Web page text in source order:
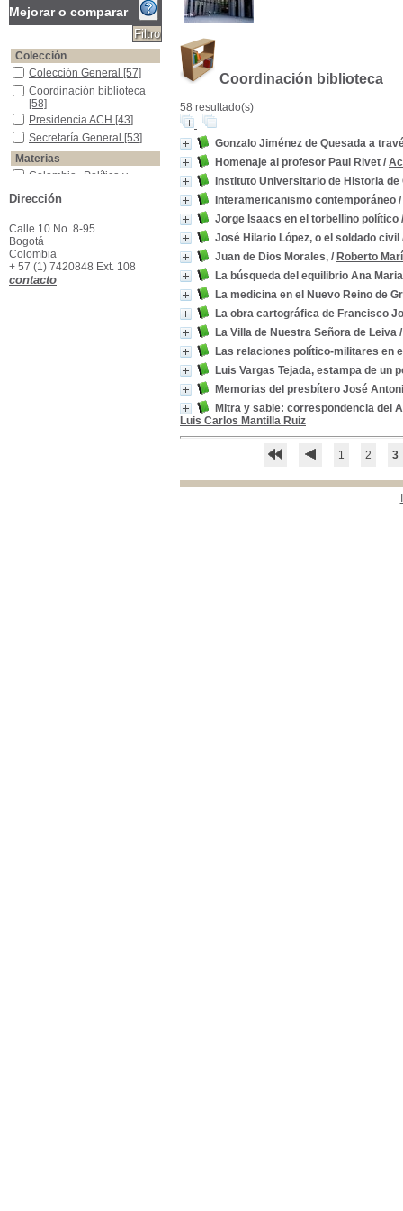
Coordinación biblioteca
58 resultado(s)
Gonzalo Jiménez de Quesada a
Homenaje al profesor Paul Rivet /
Instituto Universitario de Historia
Interamericanismo contemporáneo /
Jorge Isaacs en el torbellino político
José Hilario López, o el soldado civil
Juan de Dios Morales, / Roberto
La búsqueda del equilibrio Ana
La medicina en el Nuevo Reino de
La obra cartográfica de Francisco
La Villa de Nuestra Señora de Leiva
Las relaciones político-militares en
Luis Vargas Tejada, estampa de un
Memorias del presbítero José
Mitra y sable: correspondencia del
Luis Carlos Mantilla Ruiz
1 2 3
Mejorar o comparar
Colección
Colección General
Colección General [57]
Coordinación biblioteca
Coordinación biblioteca
[58]
Presidencia ACH
Presidencia ACH [43]
Secretaría General
Secretaría General [53]
Materias
Colombia--Política y gobierno--Siglo XIX
Colombia--Política y
Colombia -Historia -Guerra de Independencia--1810-1819
Colombia -Historia -
-1810-1819[4]
Colombia--Historia
Colombia--Historia
Colombia - Historia- Independencia
Colombia - Historia-
Independencia
Arango Vélez, Carlos (1897-1974)--Discursos
Autores colombianos -Crítica e interpretación
Biografia--Còrdova,Josè Marìa, 1799-1829
Dirección
Calle 10 No. 8-95
Bogotá
Colombia
+ 57 (1) 7420848 Ext. 108
contacto